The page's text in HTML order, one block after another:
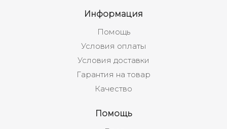
Информация
Помощь
Условия оплаты
Условия доставки
Гарантия на товар
Качество
Помощь